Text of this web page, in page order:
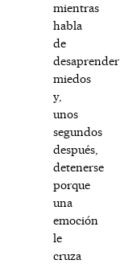
mientras
habla
de
desaprender
miedos
y,
unos
segundos
después,
detenerse
porque
una
emoción
le
cruza